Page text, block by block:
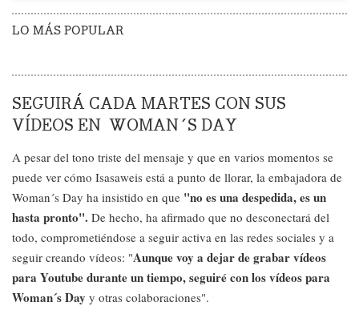
LO MÁS POPULAR
SEGUIRÁ CADA MARTES CON SUS
VÍDEOS EN WOMAN´S DAY
A pesar del tono triste del mensaje y que en varios momentos se
puede ver cómo Isasaweis está a punto de llorar, la embajadora de
Woman´s Day ha insistido en que "no es una despedida, es un
hasta pronto". De hecho, ha afirmado que no desconectará del
todo, comprometiéndose a seguir activa en las redes sociales y a
seguir creando vídeos: "Aunque voy a dejar de grabar vídeos
para Youtube durante un tiempo, seguiré con los vídeos para
Woman´s Day y otras colaboraciones".